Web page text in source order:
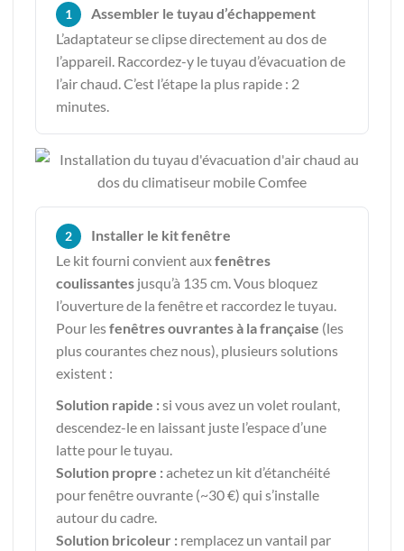
1
Assembler le tuyau d’échappement
L’adaptateur se clipse directement au dos de
l’appareil. Raccordez-y le tuyau d’évacuation de
l’air chaud. C’est l’étape la plus rapide : 2
minutes.
2
Installer le kit fenêtre
Le kit fourni convient auxfenêtres
coulissantes jusqu’à 135 cm. Vous bloquez
l’ouverture de la fenêtre et raccordez le tuyau.
Pour lesfenêtres ouvrantes à la française (les
plus courantes chez nous), plusieurs solutions
existent :
Solution rapide :si vous avez un volet roulant,
descendez-le en laissant juste l’espace d’une
latte pour le tuyau.
Solution propre :achetez un kit d’étanchéité
pour fenêtre ouvrante (~30 €) qui s’installe
autour du cadre.
Solution bricoleur : remplacez un vantail par